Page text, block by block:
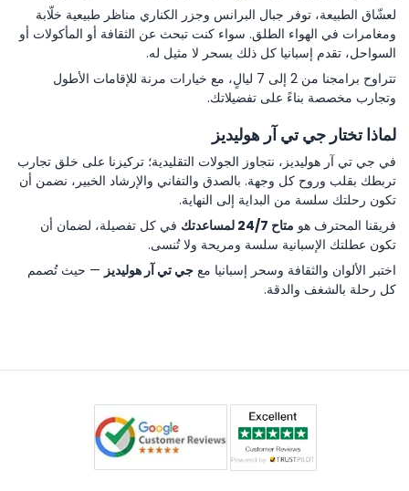
لعشّاق الطبيعة، توفر جبال البرانس وجزر الكناري مناظر طبيعية خلّابة
ومغامرات في الهواء الطلق. سواء كنت تبحث عن الثقافة أو المأكولات أو
السواحل، تقدم إسبانيا كل ذلك بسحر لا مثيل له.
تتراوح برامجنا من 2 إلى 7 ليالٍ، مع خيارات مرنة للإقامات الأطول
وتجارب مخصصة بناءً على تفضيلاتك.
لماذا تختار جي تي آر هوليديز
في جي تي آر هوليديز، نتجاوز الجولات التقليدية؛ تركيزنا على خلق تجارب
تربطك بقلب وروح كل وجهة. بالصدق والتفاني والإرشاد الخبير، نضمن أن
تكون رحلتك سلسة من البداية إلى النهاية.
فريقنا المحترف هو متاح 24/7 لمساعدتك
في كل تفصيلة، لضمان أن
تكون عطلتك الإسبانية سلسة ومريحة ولا تُنسى.
اختبر الألوان والثقافة وسحر إسبانيا مع جي تي آر هوليديز — حيث تُصمم
كل رحلة بالشغف والدقة.